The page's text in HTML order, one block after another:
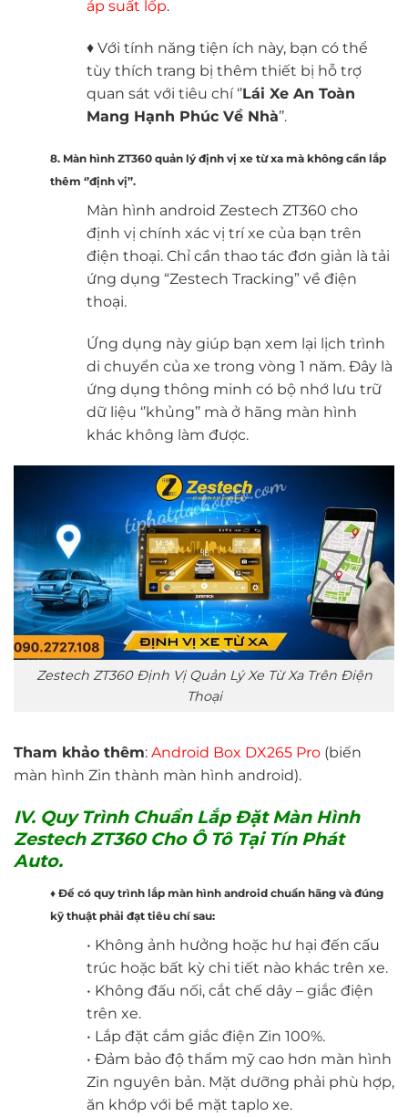
áp suất lốp.
♦ Với tính năng tiện ích này, bạn có thể
tùy thích trang bị thêm thiết bị hỗ trợ
quan sát với tiêu chí ‘’Lái Xe An Toàn
Mang Hạnh Phúc Về Nhà’’.
8. Màn hình ZT360 quản lý định vị xe từ xa mà không cần lắp
thêm ‘’định vị’’.
Màn hình android Zestech ZT360 cho
định vị chính xác vị trí xe của bạn trên
điện thoại. Chỉ cần thao tác đơn giản là tải
ứng dụng “Zestech Tracking” về điện
thoại.
Ứng dụng này giúp bạn xem lại lịch trình
di chuyển của xe trong vòng 1 năm. Đây là
ứng dụng thông minh có bộ nhớ lưu trữ
dữ liệu ‘’khủng’’ mà ở hãng màn hình
khác không làm được.
Zestech ZT360 Định Vị Quản Lý Xe Từ Xa Trên Điện
Thoại
Tham khảo thêm: Android Box DX265 Pro (biến
màn hình Zin thành màn hình android).
IV. Quy Trình Chuẩn Lắp Đặt Màn Hình
Zestech ZT360 Cho Ô Tô Tại Tín Phát
Auto.
♦ Để có quy trình lắp màn hình android chuẩn hãng và đúng
kỹ thuật phải đạt tiêu chí sau:
• Không ảnh hưởng hoặc hư hại đến cấu
trúc hoặc bất kỳ chi tiết nào khác trên xe.
• Không đấu nối, cắt chế dây – giắc điện
trên xe.
• Lắp đặt cắm giắc điện Zin 100%.
• Đảm bảo độ thẩm mỹ cao hơn màn hình
Zin nguyên bản. Mặt dưỡng phải phù hợp,
ăn khớp với bề mặt taplo xe.